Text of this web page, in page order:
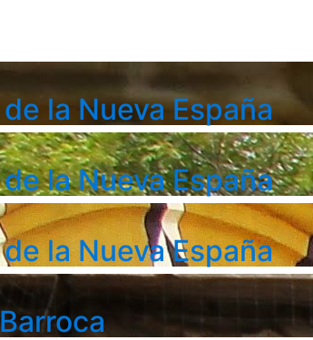
la Nueva España
la Nueva España
la Nueva España